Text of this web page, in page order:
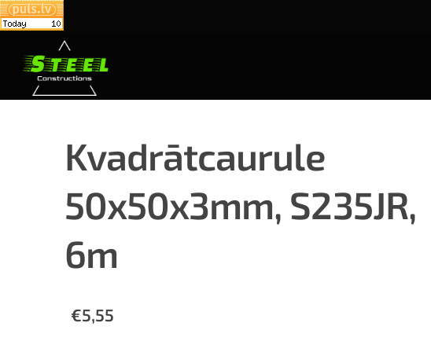
Kvadrātcaurule
50x50x3mm, S235JR,
6m
€5,55